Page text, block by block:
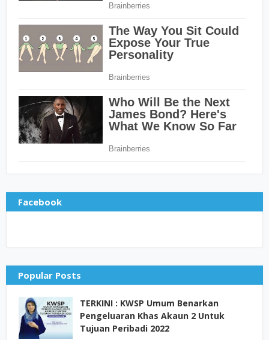
Facebook
Popular Posts
TERKINI : KWSP Umum Benarkan
Pengeluaran Khas Akaun 2 Untuk
Tujuan Peribadi 2022